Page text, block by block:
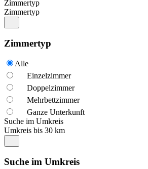
Zimmertyp
Zimmertyp
Zimmertyp
Alle
Einzelzimmer
Doppelzimmer
Mehrbettzimmer
Ganze Unterkunft
Suche im Umkreis
Umkreis bis 30 km
Suche im Umkreis